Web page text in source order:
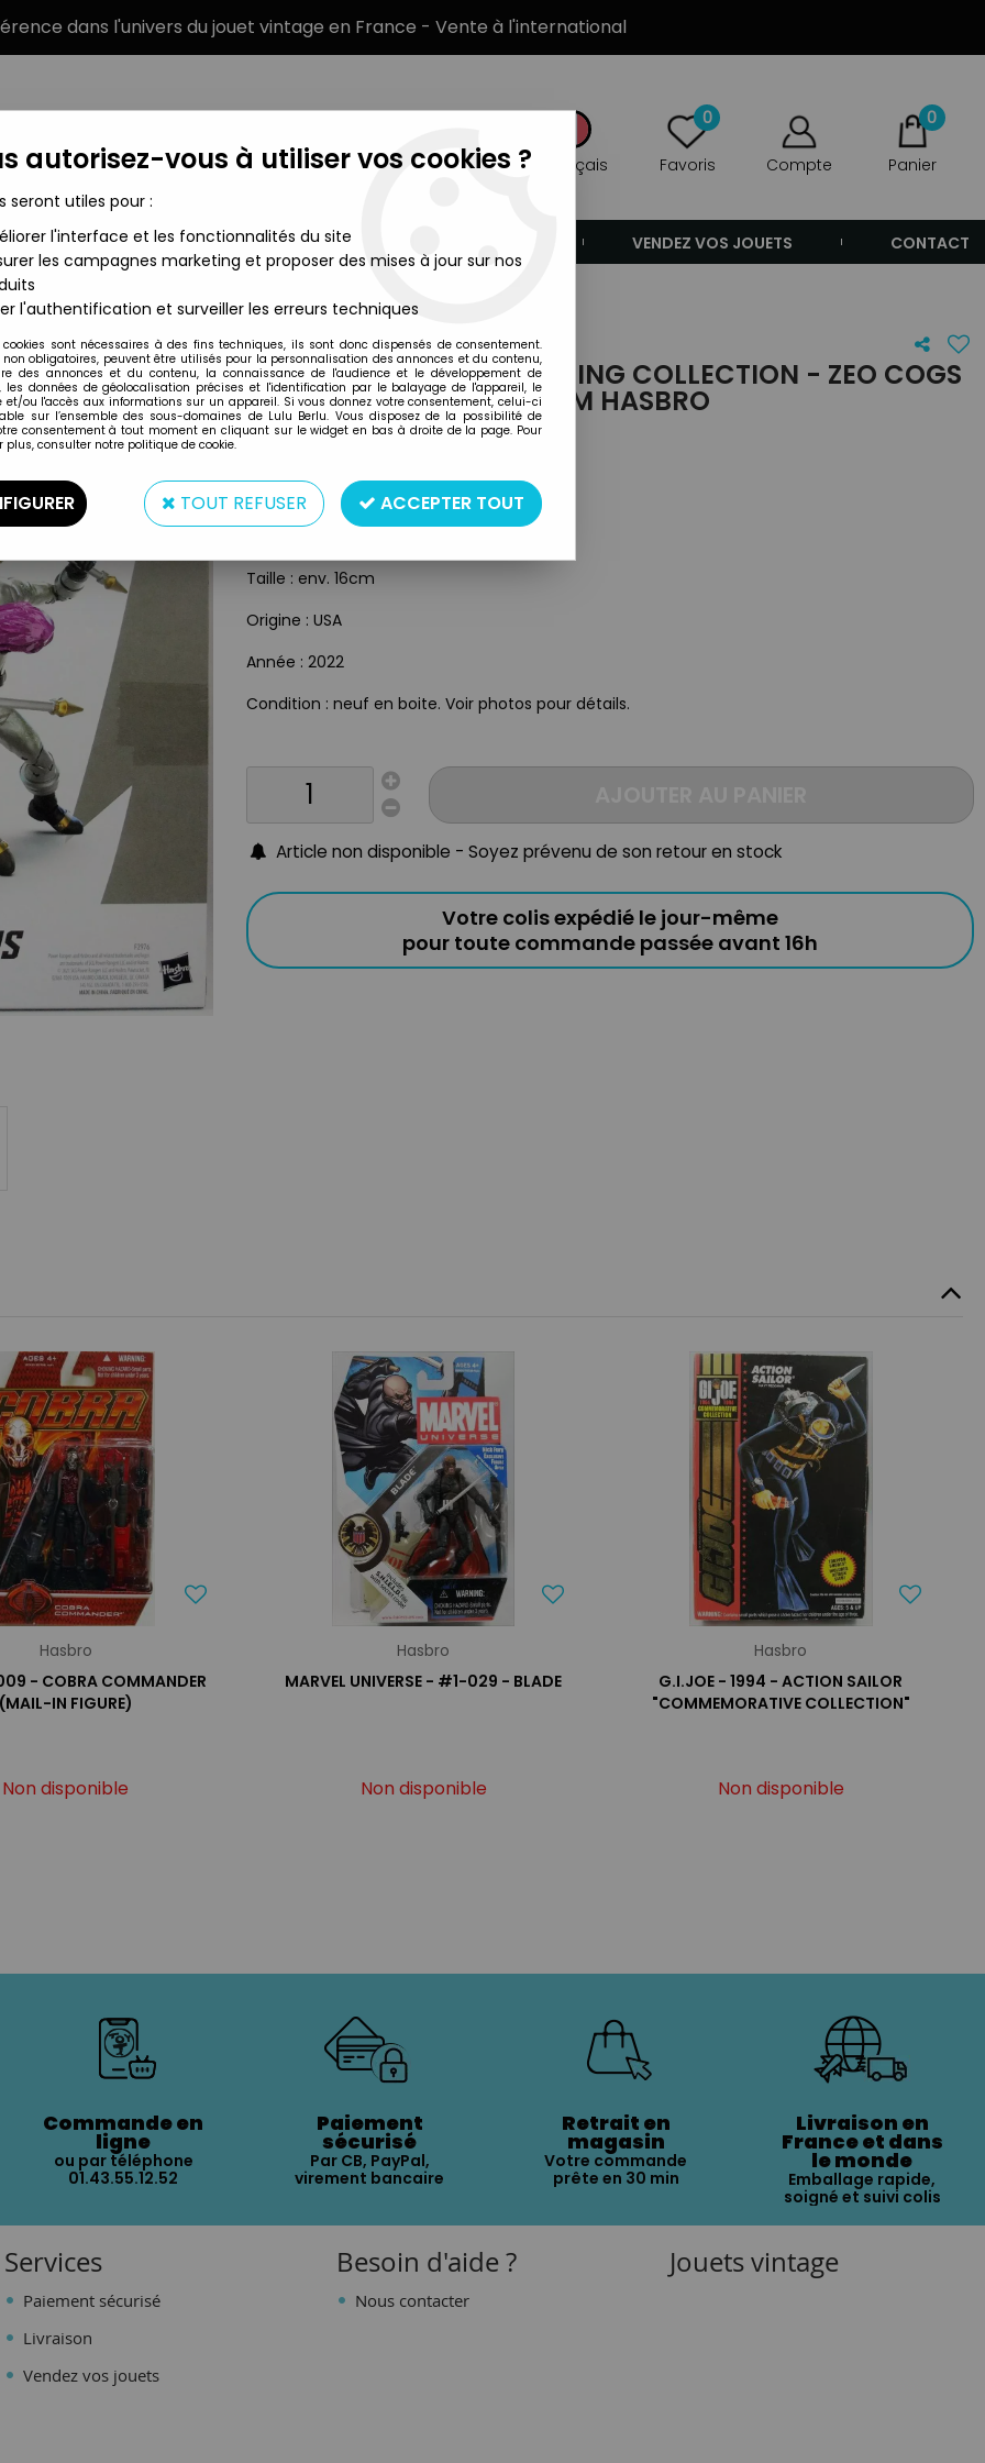
dans l'univers du jouet vintage en France - Vente à l'international
Français
0
Favoris Compte
0
Panier
MARQUES TYPE DE PRODUIT VENDEZ VOS JOUETS CONTACT
Cogs 2-pack - Figurines 16cm Hasbro
Hasbro
POWER RANGERS LIGHTNING COLLECTION - ZEO COGS
2-PACK - FIGURINES 16CM HASBRO
Type : figurines articulées
Taille : env. 16cm
Origine : USA
Année : 2022
Condition : neuf en boite. Voir photos pour détails.
Article non disponible - Soyez prévenu de son retour en stock
Votre colis expédié le jour-même
pour toute commande passée avant 16h
Hasbro
- COBRA COMMANDER
IN FIGURE)
Non disponible
Hasbro
MARVEL UNIVERSE - #1-029 - BLADE
Non disponible
Hasbro
G.I.JOE - 1994 - ACTION SAILOR
"COMMEMORATIVE COLLECTION"
Non disponible
Commande en
ligne
ou par téléphone
01.43.55.12.52
Paiement
sécurisé
Par CB, PayPal,
virement bancaire
Retrait en
magasin
Votre commande
prête en 30 min
Livraison en
France et dans
le monde
Emballage rapide,
soigné et suivi colis
Services
Paiement sécurisé
Livraison
Vendez vos jouets
Besoin d'aide ?
Nous contacter
Jouets vintage
autorisez-vous à utiliser vos cookies ?
seront utiles pour :
l'interface et les fonctionnalités du site
les campagnes marketing et proposer des mises à jour sur nos
l'authentification et surveiller les erreurs techniques
cookies sont nécessaires à des fins techniques, ils sont donc dispensés de consentement.
non obligatoires, peuvent être utilisés pour la personnalisation des annonces et du contenu,
des annonces et du contenu, la connaissance de l'audience et le développement de
les données de géolocalisation précises et l'identification par le balayage de l'appareil, le
et/ou l'accès aux informations sur un appareil. Si vous donnez votre consentement, celui-ci
sur l’ensemble des sous-domaines de Lulu Berlu. Vous disposez de la possibilité de
consentement à tout moment en cliquant sur le widget en bas à droite de la page. Pour
plus, consulter notre politique de cookie.
TOUT REFUSER ACCEPTER TOUT